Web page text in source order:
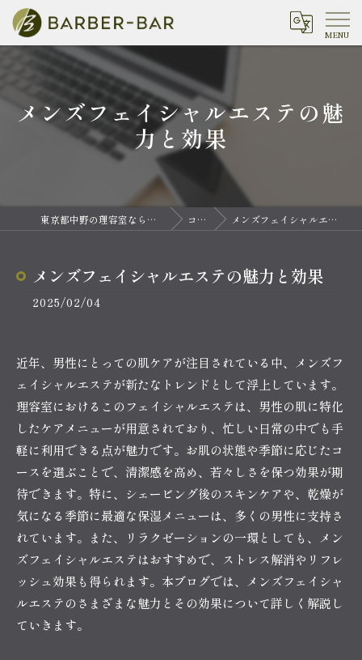
メンズフェイシャルエステの魅
力と効果
東京都中野の理容室ならバーバーバー 中野 コラム メンズフェイシャルエステの魅力と効果
メンズフェイシャルエステの魅力と効果
2025/02/04
近年、男性にとっての肌ケアが注目されている中、メンズフ
ェイシャルエステが新たなトレンドとして浮上しています。
理容室におけるこのフェイシャルエステは、男性の肌に特化
したケアメニューが用意されており、忙しい日常の中でも手
軽に利用できる点が魅力です。お肌の状態や季節に応じたコ
ースを選ぶことで、清潔感を高め、若々しさを保つ効果が期
待できます。特に、シェービング後のスキンケアや、乾燥が
気になる季節に最適な保湿メニューは、多くの男性に支持さ
れています。また、リラクゼーションの一環としても、メン
ズフェイシャルエステはおすすめで、ストレス解消やリフレ
ッシュ効果も得られます。本ブログでは、メンズフェイシャ
ルエステのさまざまな魅力とその効果について詳しく解説し
ていきます。